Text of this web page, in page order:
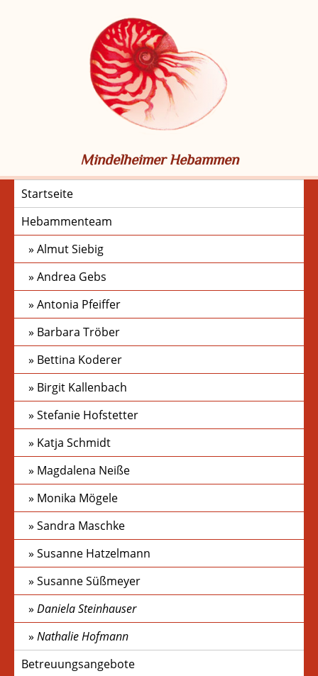
Mindelheimer Hebammen
Startseite
Hebammenteam
Almut Siebig
Andrea Gebs
Antonia Pfeiffer
Barbara Tröber
Bettina Koderer
Birgit Kallenbach
Stefanie Hofstetter
Katja Schmidt
Magdalena Neiße
Monika Mögele
Sandra Maschke
Susanne Hatzelmann
Susanne Süßmeyer
Daniela Steinhauser
Nathalie Hofmann
Betreuungsangebote